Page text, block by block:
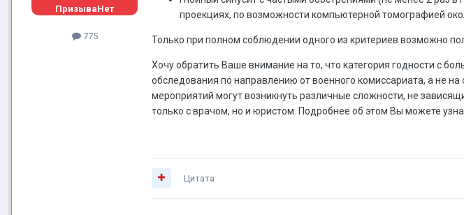
ПризываНет
775
проекциях, по возможности компьютерной томографией
Только при полном соблюдении одного из критериев возможно
Хочу обратить Ваше внимание на то, что категория годности с
обследования по направлению от военного комиссариата, а не
мероприятий могут возникнуть различные сложности, не
только с врачом, но и юристом. Подробнее об этом Вы можете
Цитата